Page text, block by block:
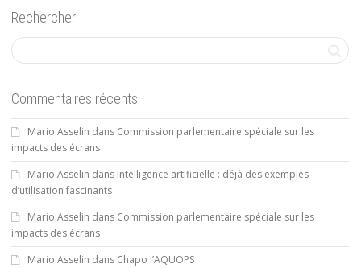
Rechercher
Commentaires récents
Mario Asselin dans Commission parlementaire spéciale sur les
impacts des écrans
Mario Asselin dans Intelligence artificielle : déjà des exemples
d’utilisation fascinants
Mario Asselin dans Commission parlementaire spéciale sur les
impacts des écrans
Mario Asselin dans Chapo l’AQUOPS